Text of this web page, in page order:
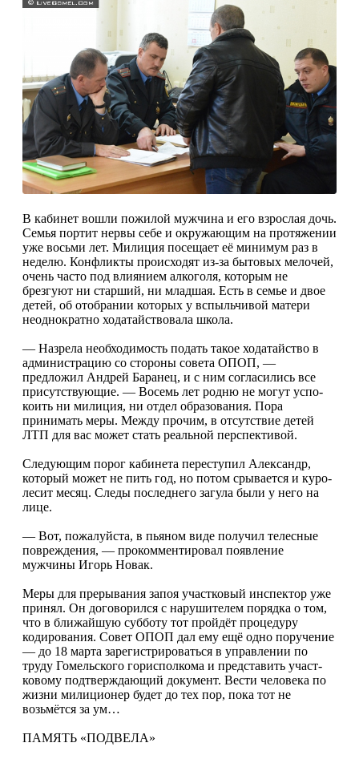
В кабинет вошли пожилой мужчина и его взрослая дочь.
Семья портит нервы себе и окружающим на протя­жении
уже восьми лет. Милиция посещает её минимум раз в
неделю. Конфликты происходят из-за бытовых мелочей,
очень часто под влияни­ем алкоголя, которым не
брезгуют ни старший, ни младшая. Есть в семье и двое
детей, об отобрании которых у вспыльчивой матери
неоднократно ходатайствовала школа.
— Назрела необходи­мость подать такое хода­тайство в
администра­цию со стороны сове­та ОПОП, —
предложил Андрей Баранец, и с ним согласились все
присут­ствующие. — Восемь лет родню не могут успо­
коить ни милиция, ни отдел образования. Пора
принимать меры. Меж­ду прочим, в отсутствие детей
ЛТП для вас может стать реальной перспек­тивой.
Следующим порог кабинета переступил Александр,
который может не пить год, но потом срывается и куро­
лесит месяц. Следы последнего загула были у него на
лице.
— Вот, пожалуйста, в пьяном виде полу­чил телесные
поврежде­ния, — прокомментиро­вал появление
мужчины Игорь Новак.
Меры для прерыва­ния запоя участковый инспектор уже
принял. Он договорился с нару­шителем порядка о том,
что в ближайшую суб­боту тот пройдёт проце­дуру
кодирования. Совет ОПОП дал ему ещё одно поручение
— до 18 мар­та зарегистрироваться в управлении по
труду Гомельского горисполко­ма и представить участ­
ковому подтверждающий документ. Вести челове­ка по
жизни милиционер будет до тех пор, пока тот не
возьмётся за ум…
ПАМЯТЬ «ПОДВЕЛА»